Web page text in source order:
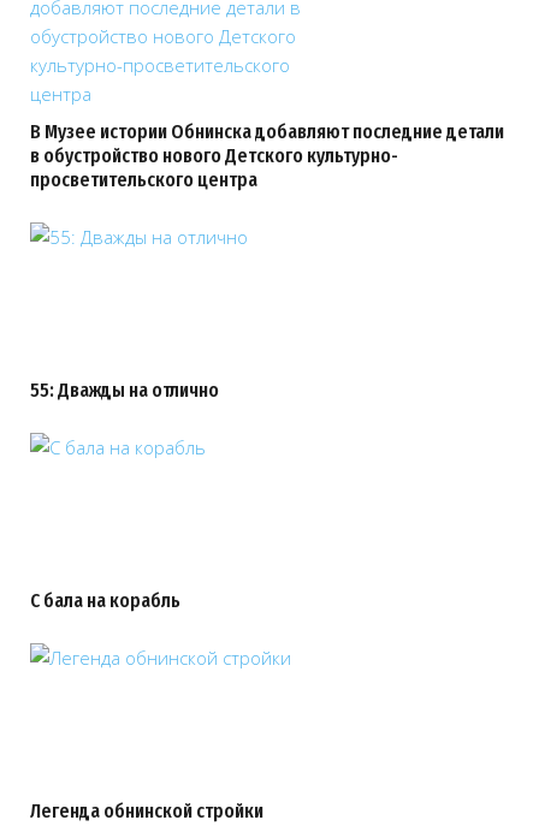
В Музее истории Обнинска добавляют последние детали
в обустройство нового Детского культурно-
просветительского центра
55: Дважды на отлично
С бала на корабль
Легенда обнинской стройки